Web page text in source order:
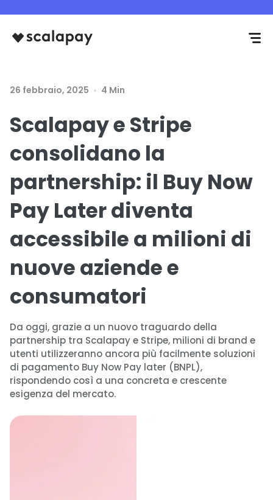
26 febbraio, 2025 4 Min
Scalapay e Stripe
consolidano la
partnership: il Buy Now
Pay Later diventa
accessibile a milioni di
nuove aziende e
consumatori
Da oggi, grazie a un nuovo traguardo della
partnership tra Scalapay e Stripe, milioni di brand e
utenti utilizzeranno ancora più facilmente soluzioni
di pagamento Buy Now Pay later (BNPL),
rispondendo così a una concreta e crescente
esigenza del mercato.